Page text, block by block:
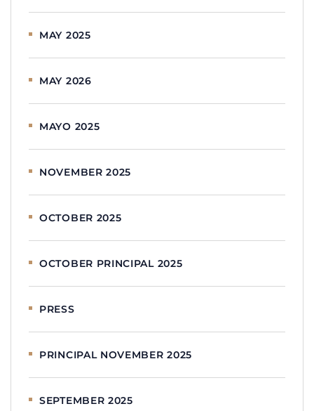
MAY 2025
MAY 2026
MAYO 2025
NOVEMBER 2025
OCTOBER 2025
OCTOBER PRINCIPAL 2025
PRESS
PRINCIPAL NOVEMBER 2025
SEPTEMBER 2025